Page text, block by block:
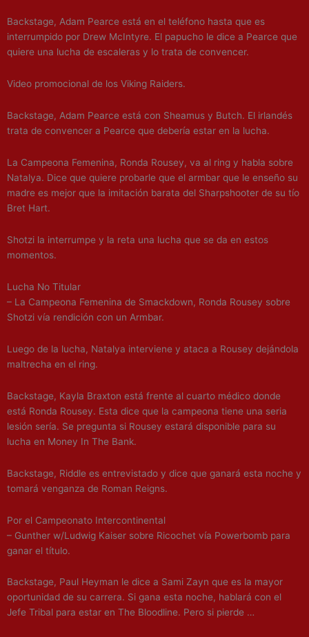
Backstage, Adam Pearce está en el teléfono hasta que es
interrumpido por Drew McIntyre. El papucho le dice a Pearce que
quiere una lucha de escaleras y lo trata de convencer.
Video promocional de los Viking Raiders.
Backstage, Adam Pearce está con Sheamus y Butch. El irlandés
trata de convencer a Pearce que debería estar en la lucha.
La Campeona Femenina, Ronda Rousey, va al ring y habla sobre
Natalya. Dice que quiere probarle que el armbar que le enseño su
madre es mejor que la imitación barata del Sharpshooter de su tío
Bret Hart.
Shotzi la interrumpe y la reta una lucha que se da en estos
momentos.
Lucha No Titular
– La Campeona Femenina de Smackdown, Ronda Rousey sobre
Shotzi vía rendición con un Armbar.
Luego de la lucha, Natalya interviene y ataca a Rousey dejándola
maltrecha en el ring.
Backstage, Kayla Braxton está frente al cuarto médico donde
está Ronda Rousey. Esta dice que la campeona tiene una seria
lesión sería. Se pregunta si Rousey estará disponible para su
lucha en Money In The Bank.
Backstage, Riddle es entrevistado y dice que ganará esta noche y
tomará venganza de Roman Reigns.
Por el Campeonato Intercontinental
– Gunther w/Ludwig Kaiser sobre Ricochet vía Powerbomb para
ganar el título.
Backstage, Paul Heyman le dice a Sami Zayn que es la mayor
oportunidad de su carrera. Si gana esta noche, hablará con el
Jefe Tribal para estar en The Bloodline. Pero si pierde …